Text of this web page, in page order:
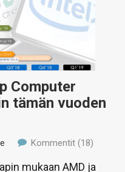
Computer
tämän vuoden
Kommentit (18)
mukaan AMD ja